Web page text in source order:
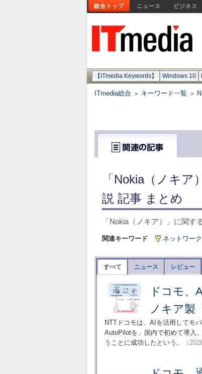
総合トップ ニュース ビジネス
【ITmedia Keywords】 Windows 10
ITmedia総合 > キーワード一覧 > N
「Nokia（ノキ
説 記事 まとめ
「Nokia（ノキア）」に関す
関連キーワード ネットワーク
すべて ニュース レビュー
ドコモ、
ノキア製
NTTドコモは、AIを活用してモ
AutoPilotを」国内で初めて導入
うことに成功したという。
（